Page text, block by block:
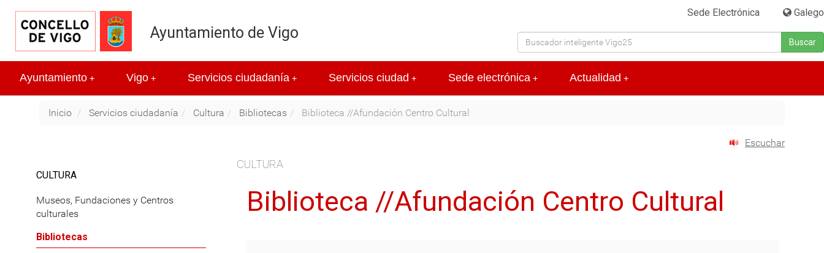
Sede Electrónica Galego
Buscar
Ayuntamiento de Vigo
+
Ayuntamiento +
Vigo +
Servicios ciudadanía +
Servicios ciudad +
Sede electrónica +
Actualidad
Inicio Servicios ciudadanía Cultura Bibliotecas Biblioteca //Afundación Centro Cultural
Escuchar
CULTURA
Biblioteca //Afundación Centro Cultural
CULTURA
Museos, Fundaciones y Centros
culturales
Bibliotecas